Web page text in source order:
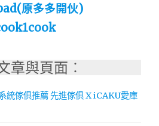
原多多開伙)
章與頁面︰
統傢俱推薦 先進傢俱 X iCAKU愛庫